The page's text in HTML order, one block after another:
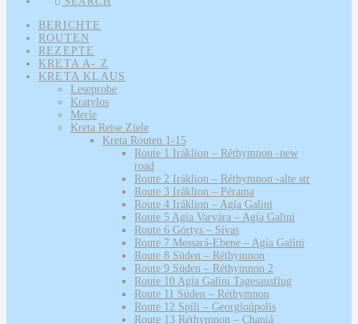
BERICHTE
ROUTEN
REZEPTE
KRETA A- Z
KRETA KLAUS
Leseprobe
Kratylos
Merle
Kreta Reise Ziele
Kreta Routen 1-15
Route 1 Iráklion – Réthymnon -new
road
Route 2 Iráklion – Réthymnon -alte str
Route 3 Iráklion – Pérama
Route 4 Iráklion – Agía Galini
Route 5 Agía Varvára – Agía Galini
Route 6 Górtys – Sívas
Route 7 Messará-Ebene – Agía Galíni
Route 8 Süden – Réthymnon
Route 9 Süden – Réthymnon 2
Route 10 Agía Galíni Tagesausflug
Route 11 Süden – Réthymnon
Route 12 Spíli – Georgioúpolis
Route 13 Réthymnon – Chaniá